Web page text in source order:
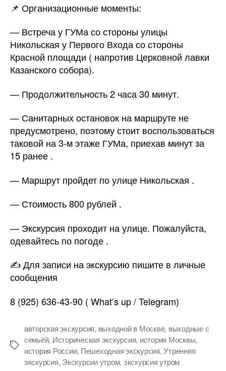
📌 Организационные моменты:
— Встреча у ГУМа со стороны улицы
Никольская у Первого Входа со стороны
Красной площади ( напротив Церковной лавки
Казанского собора).
— Продолжительность 2 часа 30 минут.
— Санитарных остановок на маршруте не
предусмотрено, поэтому стоит воспользоваться
таковой на 3-м этаже ГУМа, приехав минут за
15 ранее .
— Маршрут пройдет по улице Никольская .
— Стоимость 800 рублей .
— Экскурсия проходит на улице. Пожалуйста,
одевайтесь по погоде .
✍️ Для записи на экскурсию пишите в личные
сообщения
8 (925) 636-43-90 ( What’s up / Telegram)
Метки
авторская экскурсия, выходной в Москве, выходные с
семьёй, Историческая экскурсия, история Москвы,
история России, Пешеходная экскурсия,Утренняя
экскурсия, Экскурсии утром, экскурсия утром